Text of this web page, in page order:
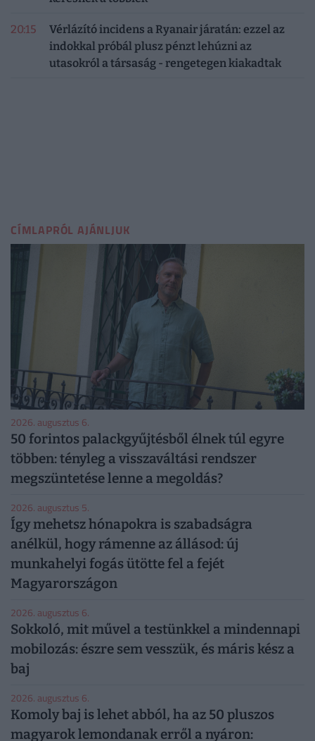
20:15
Vérlázító incidens a Ryanair járatán: ezzel az
indokkal próbál plusz pénzt lehúzni az
utasokról a társaság - rengetegen kiakadtak
CÍMLAPRÓL AJÁNLJUK
2026. augusztus 6.
50 forintos palackgyűjtésből élnek túl egyre
többen: tényleg a visszaváltási rendszer
megszüntetése lenne a megoldás?
2026. augusztus 5.
Így mehetsz hónapokra is szabadságra
anélkül, hogy rámenne az állásod: új
munkahelyi fogás ütötte fel a fejét
Magyarországon
2026. augusztus 6.
Sokkoló, mit művel a testünkkel a mindennapi
mobilozás: észre sem vesszük, és máris kész a
baj
2026. augusztus 6.
Komoly baj is lehet abból, ha az 50 pluszos
magyarok lemondanak erről a nyáron: